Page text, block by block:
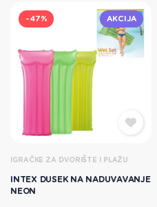
-47% AKCIJA
IGRAČKE ZA DVORIŠTE I PLAŽU
INTEX DUSEK NA NADUVAVANJE
NEON